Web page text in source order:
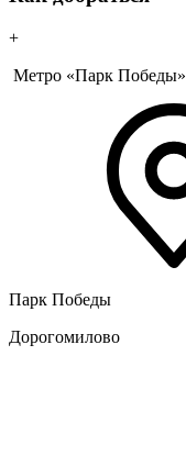
+
Метро «Парк Победы»
Парк Победы
Дорогомилово